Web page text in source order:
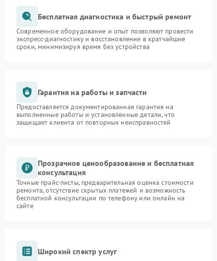
Бесплатная диагностика и быстрый ремонт
Современное оборудование и опыт позволяют провести
экспресс-диагностику и восстановление в кратчайшие
сроки, минимизируя время без устройства
Гарантия на работы и запчасти
Предоставляется документированная гарантия на
выполненные работы и установленные детали, что
защищает клиента от повторных неисправностей
Прозрачное ценообразование и бесплатная
консультация
Точные прайс-листы, предварительная оценка стоимости
ремонта, отсутствие скрытых платежей и возможность
бесплатной консультации по телефону или онлайн на
сайте
Широкий спектр услуг